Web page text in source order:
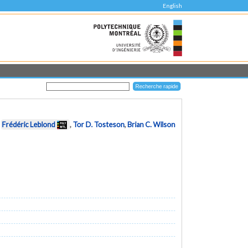
English
Frédéric Leblond , Tor D. Tosteson,Brian C. Wilson